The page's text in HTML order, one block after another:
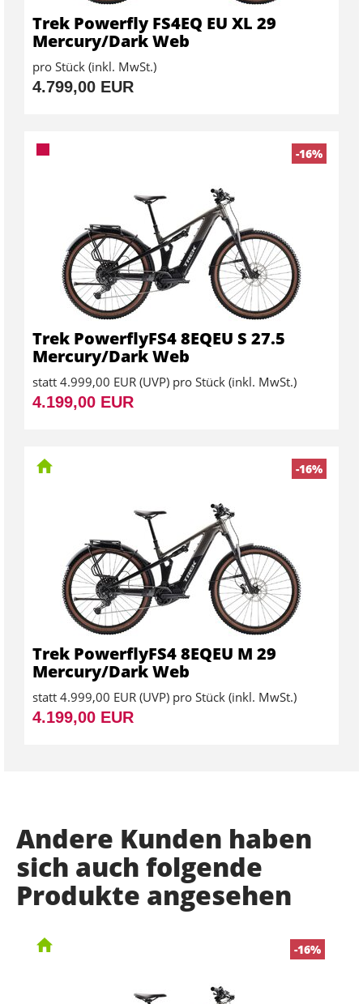
Trek Powerfly FS4EQ EU XL 29
Mercury/Dark Web
pro Stück (inkl. MwSt.)
4.799,00 EUR
-16%
Trek PowerflyFS4 8EQEU S 27.5
Mercury/Dark Web
statt 4.999,00 EUR (UVP) pro Stück (inkl. MwSt.)
4.199,00 EUR
-16%
Trek PowerflyFS4 8EQEU M 29
Mercury/Dark Web
statt 4.999,00 EUR (UVP) pro Stück (inkl. MwSt.)
4.199,00 EUR
Andere Kunden haben
sich auch folgende
Produkte angesehen
-16%